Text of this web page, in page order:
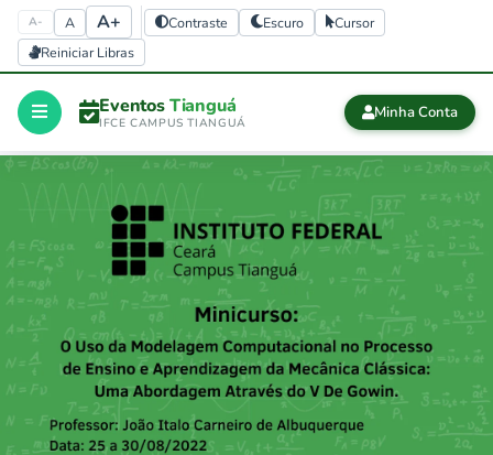
A- A A+ Contraste Escuro
Cursor
Reiniciar Libras
CERTIFICADOS
Certificados
history
Eventos
finalizados
EventosTianguá
IFCE CAMPUS TIANGUÁ
Minha Conta